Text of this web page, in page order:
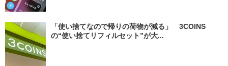
「使い捨てなので帰りの荷物が減る」 3COINS
の“使い捨てリフィルセット”が大...